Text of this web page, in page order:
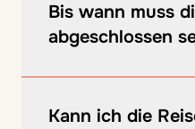
Bis wann muss
abgeschlossen
oder spätestens 30
Kann ich die